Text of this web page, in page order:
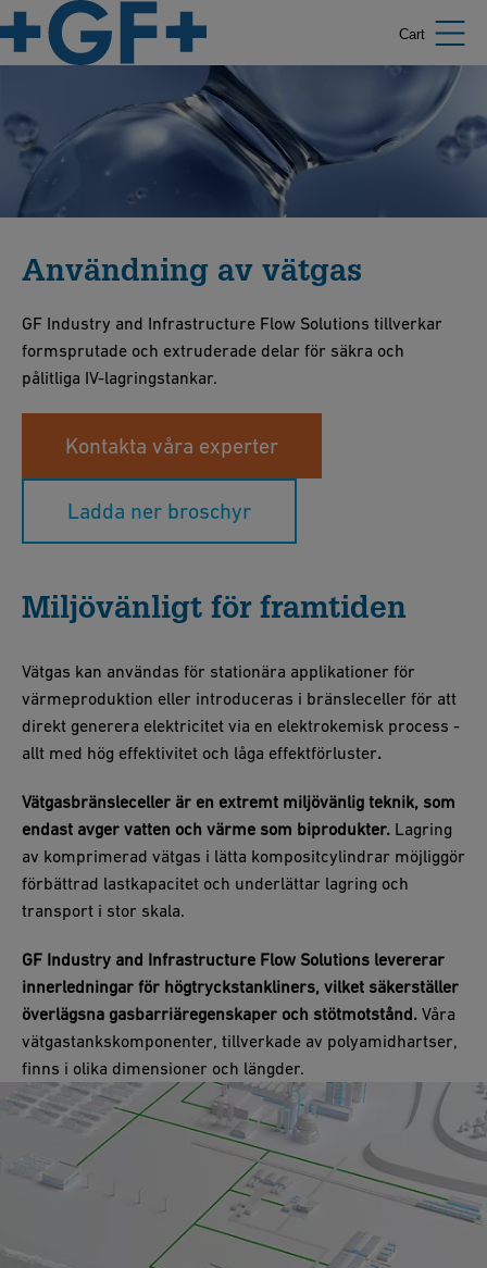
Cart
Användning av vätgas
GF Industry and Infrastructure Flow Solutions tillverkar
formsprutade och extruderade delar för säkra och
pålitliga IV-lagringstankar.
Kontakta våra experter
Ladda ner broschyr
Miljövänligt för framtiden
Vätgas kan användas för stationära applikationer för
värmeproduktion eller introduceras i bränsleceller för att
direkt generera elektricitet via en elektrokemisk process -
allt med hög effektivitet och låga effektförluster.
Vätgasbränsleceller är en extremt miljövänlig teknik, som
endast avger vatten och värme som biprodukter. Lagring
av komprimerad vätgas i lätta kompositcylindrar möjliggör
förbättrad lastkapacitet och underlättar lagring och
transport i stor skala.
GF Industry and Infrastructure Flow Solutions levererar
innerledningar för högtryckstankliners, vilket säkerställer
överlägsna gasbarriäregenskaper och stötmotstånd. Våra
vätgastankskomponenter, tillverkade av polyamidhartser,
finns i olika dimensioner och längder.